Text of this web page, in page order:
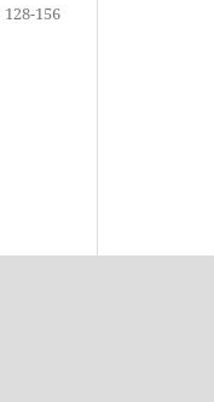
128-156